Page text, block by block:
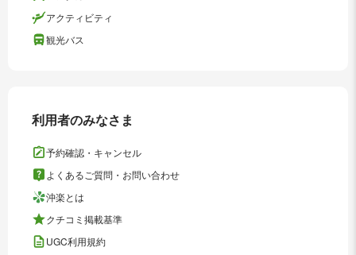
アクティビティ
観光バス
利用者のみなさま
予約確認・キャンセル
よくあるご質問・お問い合わせ
沖楽とは
クチコミ掲載基準
UGC利用規約